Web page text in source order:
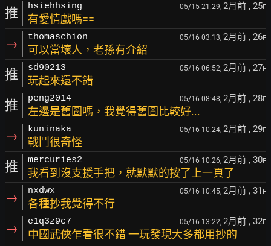
推 hsiehhsing 05/15 21:29, 2月前 , 25F
有愛情戲嗎==
→ thomaschion 05/16 03:13, 2月前 , 26F
可以當壞人，老孫有介紹
推 sd90213 05/16 06:52, 2月前 , 27F
玩起來還不錯
推 peng2014 05/16 08:48, 2月前 , 28F
左邊是舊圖嗎，我覺得舊圖比較好...
→ kuninaka 05/16 10:24, 2月前 , 29F
戰鬥很奇怪
推 mercuries2 05/16 10:26, 2月前 , 30F
我看到沒支援手把，就默默的按了上一頁了
→ nxdwx 05/16 10:45, 2月前 , 31 F
各種抄我覺得不行
→ e1q3z9c7 05/16 13:22, 2月前 , 32F
中國武俠乍看很不錯 一玩發現大多都用抄的